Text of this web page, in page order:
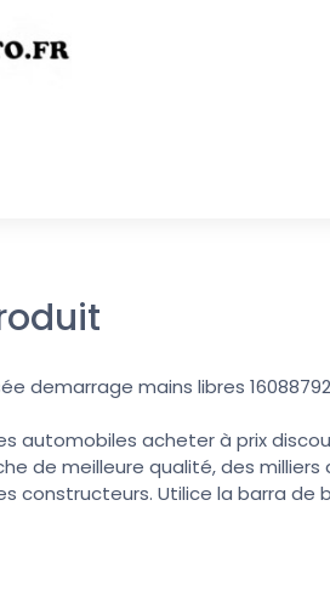
demarrage mains libres
automobiles acheter à prix
de meilleure qualité, des milliers
constructeurs. Utilice la barra de